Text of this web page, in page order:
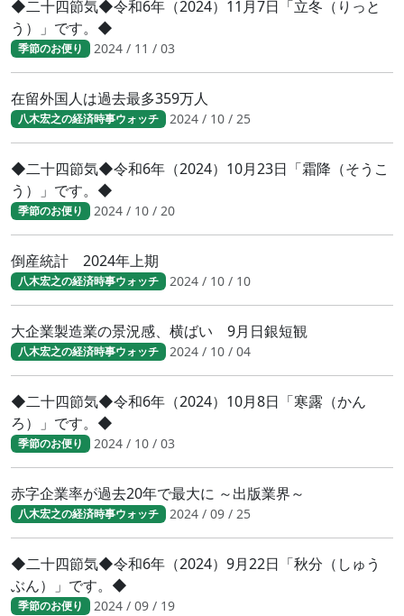
◆二十四節気◆令和6年（2024）11月7日「立冬（りっと
う）」です。◆
季節のお便り 2024 / 11 / 03
在留外国人は過去最多359万人
八木宏之の経済時事ウォッチ 2024 / 10 / 25
◆二十四節気◆令和6年（2024）10月23日「霜降（そうこ
う）」です。◆
季節のお便り 2024 / 10 / 20
倒産統計 2024年上期
八木宏之の経済時事ウォッチ 2024 / 10 / 10
大企業製造業の景況感、横ばい 9月日銀短観
八木宏之の経済時事ウォッチ 2024 / 10 / 04
◆二十四節気◆令和6年（2024）10月8日「寒露（かん
ろ）」です。◆
季節のお便り 2024 / 10 / 03
赤字企業率が過去20年で最大に ～出版業界～
八木宏之の経済時事ウォッチ 2024 / 09 / 25
◆二十四節気◆令和6年（2024）9月22日「秋分（しゅう
ぶん）」です。◆
季節のお便り 2024 / 09 / 19